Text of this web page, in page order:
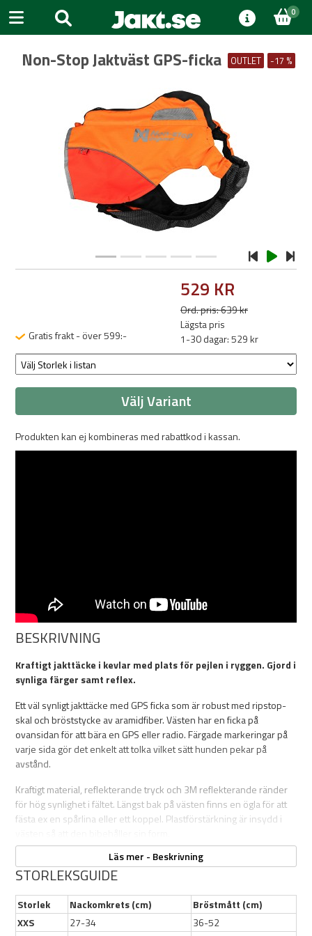
0
Non-Stop Jaktväst GPS-ficka OUTLET -17 %
Previous
Gratis frakt - över 599:-
529 KR
Ord. pris: 639 kr
Lägsta pris
1-30 dagar: 529 kr
Välj Variant
Produkten kan ej kombineras med rabattkod i kassan.
BESKRIVNING
Kraftigt jakttäcke i kevlar med plats för pejlen i ryggen. Gjord i
synliga färger samt reflex.
Ett väl synligt jakttäcke med GPS ficka som är robust med ripstop-
skal och bröststycke av aramidfiber. Västen har en ficka på
ovansidan för att bära en GPS eller radio. Färgade markeringar på
varje sida gör det enkelt att tolka vilket sätt hunden pekar på
avstånd.
Kraftigt material, reflekterande tryck och 3M reflekterande ränder
för hög synlighet i fältet. Längst bak på västen finns en ögla för att
fästa ex en spårlina eller ett koppel. Plastförstärkning är insydd i
Justera enkelt jakttäcket på din hund genom att justera en elastisk
rem runt halsen som finns i GPS-fickan. Det justerbara bröstbandet
undvika att fastna i terrängen. Jakttäcket passar de flesta raser som
används inom jakten.
Läs mer - Beskrivning
STORLEKSGUIDE
Storlek Nackomkrets (cm)
Bröstmått (cm)
XXS
27-34
36-52